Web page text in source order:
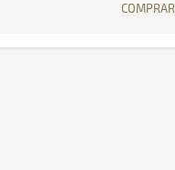
COMPRAR